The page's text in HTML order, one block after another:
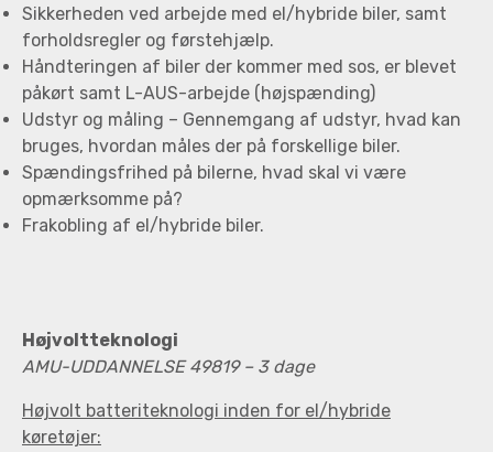
Sikkerheden ved arbejde med el/hybride biler, samt
forholdsregler og førstehjælp.
Håndteringen af biler der kommer med sos, er blevet
påkørt samt L-AUS-arbejde (højspænding)
Udstyr og måling – Gennemgang af udstyr, hvad kan
bruges, hvordan måles der på forskellige biler.
Spændingsfrihed på bilerne, hvad skal vi være
opmærksomme på?
Frakobling af el/hybride biler.
Højvoltteknologi
AMU-UDDANNELSE 49819 – 3 dage
Højvolt batteriteknologi inden for el/hybride
køretøjer: